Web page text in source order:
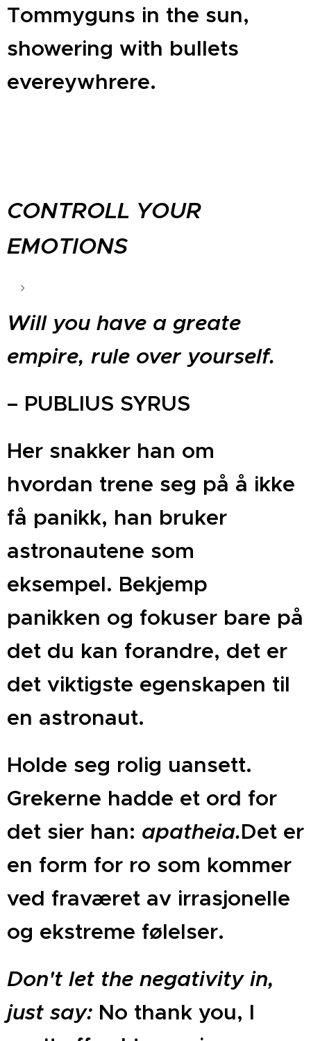
Tommyguns in the sun,
showering with bullets
evereywhrere.
CONTROLL YOUR
EMOTIONS
Will you have a greate
empire, rule over yourself.
– PUBLIUS SYRUS
Her snakker han om
hvordan trene seg på å ikke
få panikk, han bruker
astronautene som
eksempel. Bekjemp
panikken og fokuser bare på
det du kan forandre, det er
det viktigste egenskapen til
en astronaut.
Holde seg rolig uansett.
Grekerne hadde et ord for
det sier han: apatheia.Det er
en form for ro som kommer
ved fraværet av irrasjonelle
og ekstreme følelser.
Don't let the negativity in,
just say: No thank you, I